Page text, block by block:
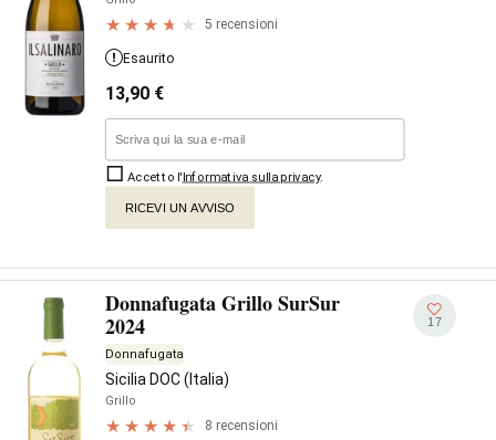
5 recensioni
Esaurito
13,90 €
Accetto l'Informativa sulla privacy.
RICEVI UN AVVISO
Donnafugata Grillo SurSur
2024
Donnafugata
Sicilia DOC (Italia)
Grillo
8 recensioni
17